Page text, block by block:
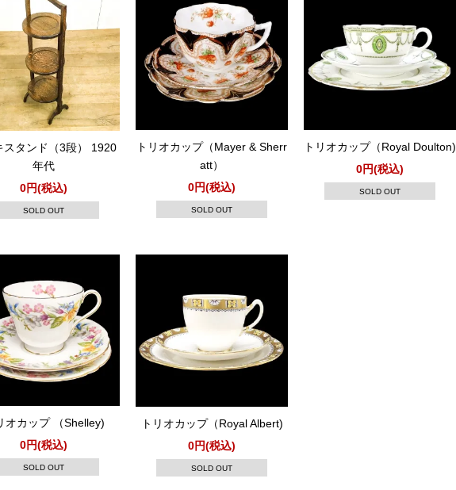
スタンド（3段） 1920
年代
0円(税込)
SOLD OUT
トリオカップ（Mayer & Sherr
att）
0円(税込)
SOLD OUT
トリオカップ（Royal Doulton)
0円(税込)
SOLD OUT
オカップ （Shelley)
0円(税込)
SOLD OUT
トリオカップ（Royal Albert)
0円(税込)
SOLD OUT